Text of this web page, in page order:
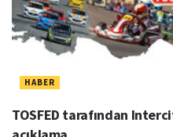
HABER
TOSFED tarafından